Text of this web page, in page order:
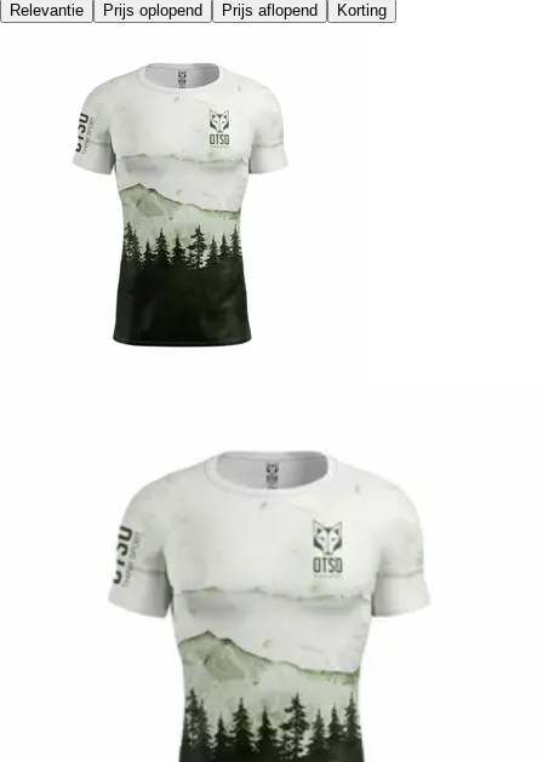
Relevantie
Prijs oplopend Prijs aflopend Korting